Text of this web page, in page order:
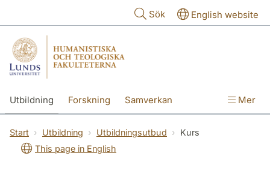
Sök English website
Utbildning Forskning Samverkan Mer
Start Utbildning Utbildningsutbud
Kurs
This page in English